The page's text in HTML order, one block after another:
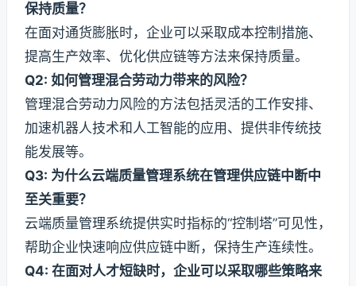
保持质量？
在面对通货膨胀时，企业可以采取成本控制措施、
提高生产效率、优化供应链等方法来保持质量。
Q2: 如何管理混合劳动力带来的风险？
管理混合劳动力风险的方法包括灵活的工作安排、
加速机器人技术和人工智能的应用、提供非传统技
能发展等。
Q3: 为什么云端质量管理系统在管理供应链中断中
至关重要？
云端质量管理系统提供实时指标的“控制塔”可见性，
帮助企业快速响应供应链中断，保持生产连续性。
Q4: 在面对人才短缺时，企业可以采取哪些策略来